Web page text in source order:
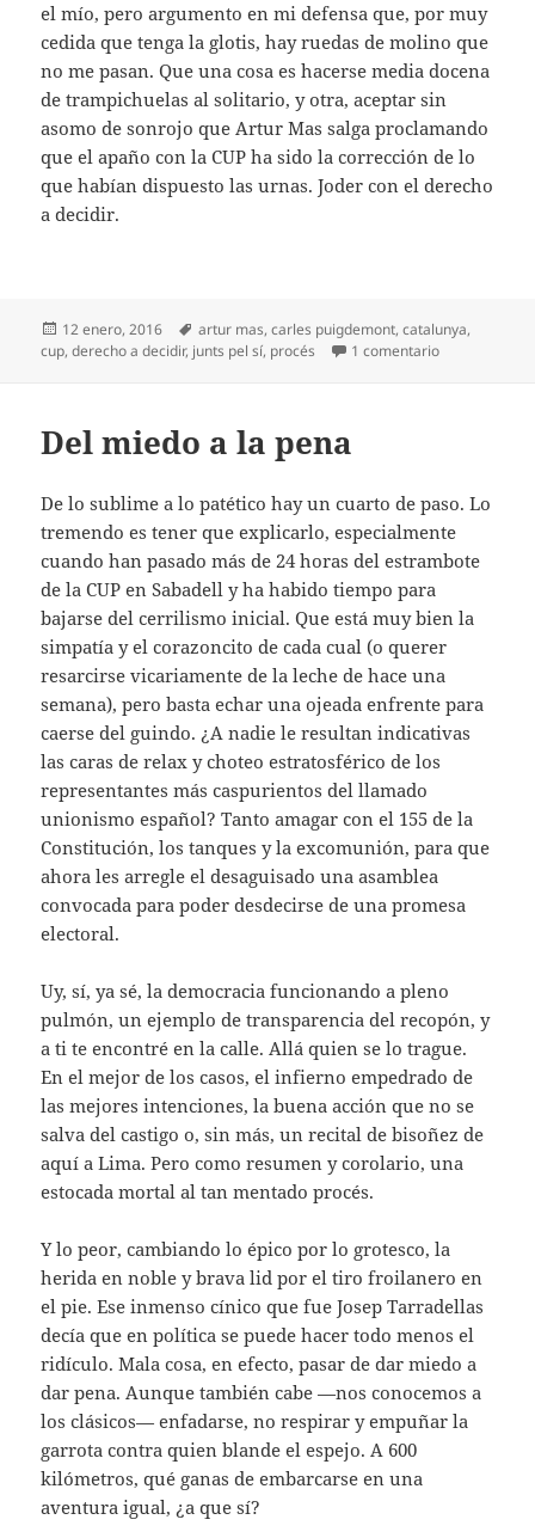
el mío, pero argumento en mi defensa que, por muy
cedida que tenga la glotis, hay ruedas de molino que
no me pasan. Que una cosa es hacerse media docena
de trampichuelas al solitario, y otra, aceptar sin
asomo de sonrojo que Artur Mas salga proclamando
que el apaño con la CUP ha sido la corrección de lo
que habían dispuesto las urnas. Joder con el derecho
a decidir.
Publicado
el
12 enero, 2016 Etiquetas
artur mas,carles puigdemont,catalunya,
cup,derecho a decidir, junts pel sí, procés 1 comentarioen ¿Qué hay
Del miedo a la pena
De lo sublime a lo patético hay un cuarto de paso. Lo
tremendo es tener que explicarlo, especialmente
cuando han pasado más de 24 horas del estrambote
de la CUP en Sabadell y ha habido tiempo para
bajarse del cerrilismo inicial. Que está muy bien la
simpatía y el corazoncito de cada cual (o querer
resarcirse vicariamente de la leche de hace una
semana), pero basta echar una ojeada enfrente para
caerse del guindo. ¿A nadie le resultan indicativas
las caras de relax y choteo estratosférico de los
representantes más caspurientos del llamado
unionismo español? Tanto amagar con el 155 de la
Constitución, los tanques y la excomunión, para que
ahora les arregle el desaguisado una asamblea
convocada para poder desdecirse de una promesa
electoral.
Uy, sí, ya sé, la democracia funcionando a pleno
pulmón, un ejemplo de transparencia del recopón, y
a ti te encontré en la calle. Allá quien se lo trague.
En el mejor de los casos, el infierno empedrado de
las mejores intenciones, la buena acción que no se
salva del castigo o, sin más, un recital de bisoñez de
aquí a Lima. Pero como resumen y corolario, una
estocada mortal al tan mentado procés.
Y lo peor, cambiando lo épico por lo grotesco, la
herida en noble y brava lid por el tiro froilanero en
el pie. Ese inmenso cínico que fue Josep Tarradellas
decía que en política se puede hacer todo menos el
ridículo. Mala cosa, en efecto, pasar de dar miedo a
dar pena. Aunque también cabe —nos conocemos a
los clásicos— enfadarse, no respirar y empuñar la
garrota contra quien blande el espejo. A 600
kilómetros, qué ganas de embarcarse en una
aventura igual, ¿a que sí?